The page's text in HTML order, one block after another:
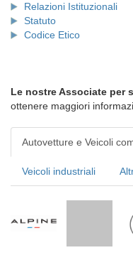
Relazioni Istituzionali
Statuto
Codice Etico
Le nostre Associate per
ottenere maggiori
Autovetture e Veicoli
Veicoli industriali